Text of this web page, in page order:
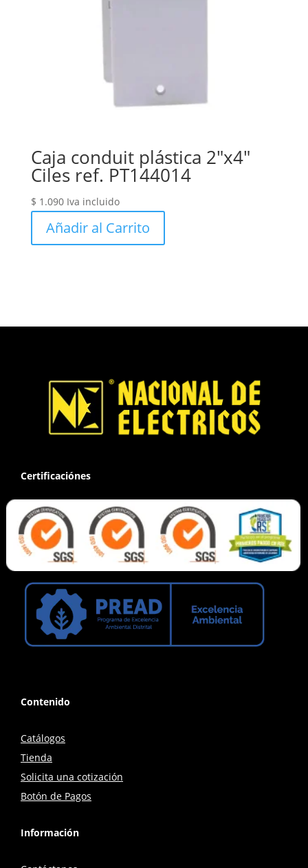
Caja conduit plástica 2″x4″
Ciles ref. PT144014
$ 1.090 Iva incluido
Añadir al Carrito
Certificaciónes
Contenido
Catálogos
Tienda
Solicita una cotización
Botón de Pagos
Información